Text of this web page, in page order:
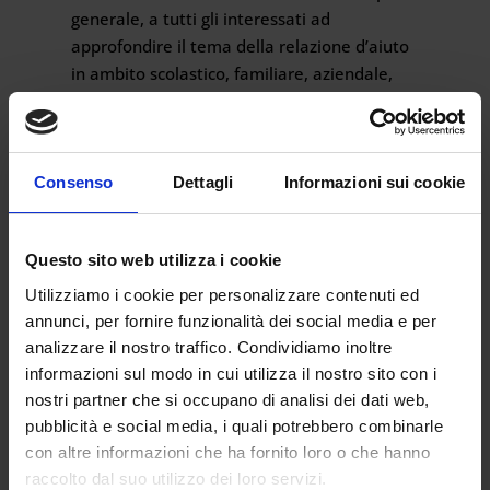
Consenso Dettagli Informazioni sui cookie
Questo sito web utilizza i cookie
Utilizziamo i cookie per personalizzare contenuti ed
annunci, per fornire funzionalità dei social media e per
analizzare il nostro traffico. Condividiamo inoltre
informazioni sul modo in cui utilizza il nostro sito con i
nostri partner che si occupano di analisi dei dati web,
pubblicità e social media, i quali potrebbero combinarle
con altre informazioni che ha fornito loro o che hanno
raccolto dal suo utilizzo dei loro servizi.
generale, a tutti gli interessati ad
approfondire il tema della relazione d’aiuto
in ambito scolastico, familiare, aziendale,
OBIETTIVI
competenze e tecniche finalizzate alla
gestione efficace delle relazioni d’aiuto
affiancando gli individui nell’attuazione delle
loro potenzialità inespresse. Il counseling
offre una chiara opportunità di sviluppo di
quella che oggi viene definita “intelligenza
emotiva”.